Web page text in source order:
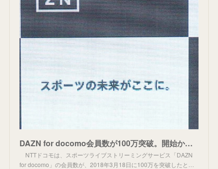
DAZN for docomo会員数が100万突破。開始から1年1カ月
NTTドコモは、スポーツライブストリーミングサービス「DAZN
for docomo」の会員数が、2018年3月18日に100万を突破したと…